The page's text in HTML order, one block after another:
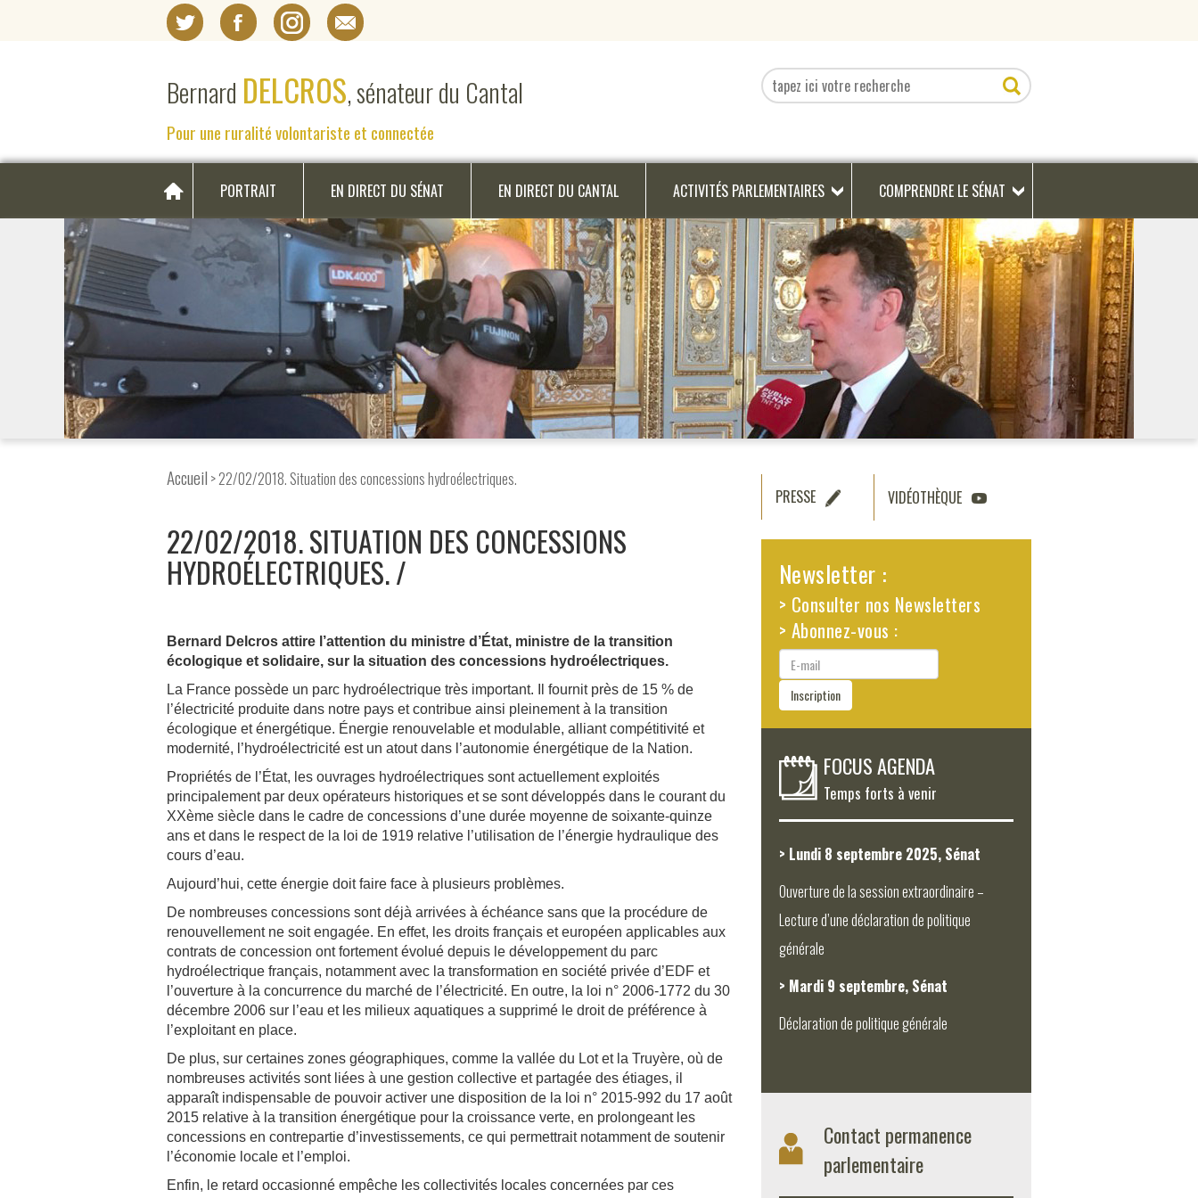
Bernard DELCROS, sénateur du Cantal
Pour une ruralité volontariste et connectée
PORTRAIT EN DIRECT DU SÉNAT EN DIRECT DU CANTAL ACTIVITÉS PARLEMENTAIRES COMPRENDRE LE SÉNAT
Accueil > 22/02/2018. Situation des concessions hydroélectriques.
22/02/2018. SITUATION DES CONCESSIONS
HYDROÉLECTRIQUES.
Bernard Delcros attire l’attention du ministre d’État, ministre de la transition
écologique et solidaire, sur la situation des concessions hydroélectriques.
La France possède un parc hydroélectrique très important. Il fournit près de 15 % de
l’électricité produite dans notre pays et contribue ainsi pleinement à la transition
écologique et énergétique. Énergie renouvelable et modulable, alliant compétitivité et
modernité, l’hydroélectricité est un atout dans l’autonomie énergétique de la Nation.
Propriétés de l’État, les ouvrages hydroélectriques sont actuellement exploités
principalement par deux opérateurs historiques et se sont développés dans le courant du
XXème siècle dans le cadre de concessions d’une durée moyenne de soixante-quinze
ans et dans le respect de la loi de 1919 relative l’utilisation de l’énergie hydraulique des
cours d’eau.
Aujourd’hui, cette énergie doit faire face à plusieurs problèmes.
De nombreuses concessions sont déjà arrivées à échéance sans que la procédure de
renouvellement ne soit engagée. En effet, les droits français et européen applicables aux
contrats de concession ont fortement évolué depuis le développement du parc
hydroélectrique français, notamment avec la transformation en société privée d’EDF et
l’ouverture à la concurrence du marché de l’électricité. En outre, la loi n° 2006-1772 du 30
décembre 2006 sur l’eau et les milieux aquatiques a supprimé le droit de préférence à
l’exploitant en place.
De plus, sur certaines zones géographiques, comme la vallée du Lot et la Truyère, où de
nombreuses activités sont liées à une gestion collective et partagée des étiages, il
apparaît indispensable de pouvoir activer une disposition de la loi n° 2015-992 du 17 août
2015 relative à la transition énergétique pour la croissance verte, en prolongeant les
concessions en contrepartie d’investissements, ce qui permettrait notamment de soutenir
l’économie locale et l’emploi.
Enfin, le retard occasionné empêche les collectivités locales concernées par ces
PRESSE VIDÉOTHÈQUE
Newsletter :
> Consulter nos Newsletters
> Abonnez-vous :
E-
mail
Inscription
FOCUS AGENDA
Temps forts à venir
> Lundi 8 septembre 2025, Sénat
Ouverture de la session extraordinaire –
Lecture d’une déclaration de politique
générale
> Mardi 9 septembre, Sénat
Déclaration de politique générale
Contact permanence
parlementaire